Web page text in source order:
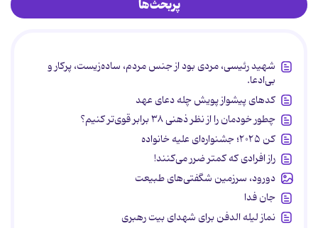
پربحث‌ها
شهید رئیسی، مردی بود از جنس مردم، ساده‌زیست، پرکار و
بی‌ادعا.
کدهای پیشواز پویش چله دعای عهد
چطور خودمان را از نظر ذهنی ۳۸ برابر قوی‌تر کنیم؟
کن ۲۰۲۵؛ جشنواره‌ای علیه خانواده
راز افرادی که کمتر ضرر می‌کنند!
دورود، سرزمین شگفتی‌های طبیعت
جان فدا
نماز لیله الدفن برای شهدای بیت رهبری